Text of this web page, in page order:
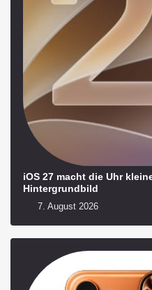
iOS 27 macht die Uhr
Hintergrundbild
7. August 2026